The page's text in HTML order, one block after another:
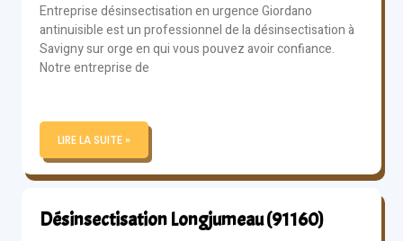
Entreprise désinsectisation en urgence Giordano
antinuisible est un professionnel de la désinsectisation à
Savigny sur orge en qui vous pouvez avoir confiance.
Notre entreprise de
LIRE LA SUITE »
Désinsectisation Longjumeau (91160)